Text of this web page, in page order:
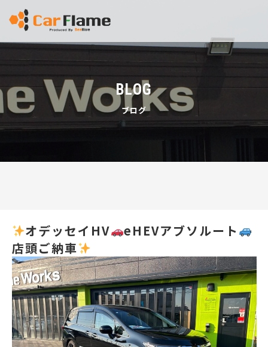
BLOG
ブログ
オデッセイHV
eHEVアブソルート
店頭ご納車